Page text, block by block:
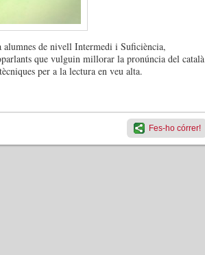
alumnes de nivell Intermedi i Suficiència,
que vulguin millorar la pronúncia del català
per a la lectura en veu alta.
Fes-ho córrer!